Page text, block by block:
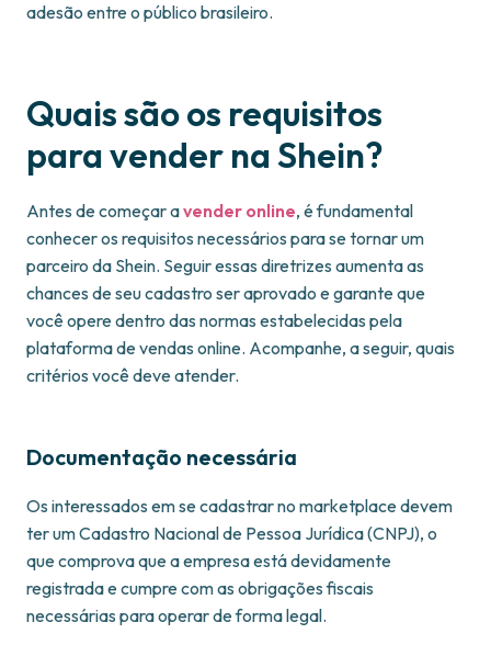
adesão entre o público brasileiro.
Quais são os requisitos
para vender na Shein?
Antes de começar avender online, é fundamental
conhecer os requisitos necessários para se tornar um
parceiro da Shein. Seguir essas diretrizes aumenta as
chances de seu cadastro ser aprovado e garante que
você opere dentro das normas estabelecidas pela
plataforma de vendas online. Acompanhe, a seguir, quais
critérios você deve atender.
Documentação necessária
Os interessados em se cadastrar no marketplace devem
ter um Cadastro Nacional de Pessoa Jurídica (CNPJ), o
que comprova que a empresa está devidamente
registrada e cumpre com as obrigações fiscais
necessárias para operar de forma legal.